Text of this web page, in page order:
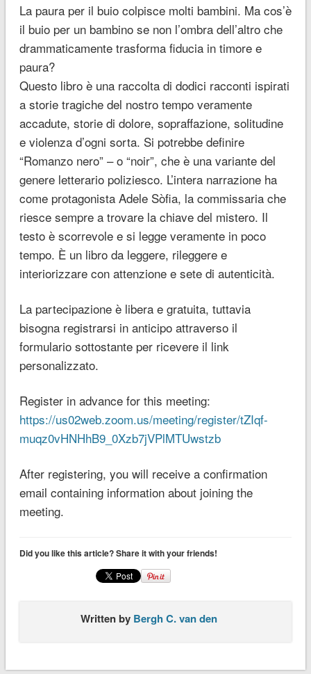
La paura per il buio colpisce molti bambini. Ma cos’è
il buio per un bambino se non l’ombra dell’altro che
drammaticamente trasforma fiducia in timore e
paura?
Questo libro è una raccolta di dodici racconti ispirati
a storie tragiche del nostro tempo veramente
accadute, storie di dolore, sopraffazione, solitudine
e violenza d’ogni sorta. Si potrebbe definire
“Romanzo nero” – o “noir”, che è una variante del
genere letterario poliziesco. L’intera narrazione ha
come protagonista Adele Sòfia, la commissaria che
riesce sempre a trovare la chiave del mistero. Il
testo è scorrevole e si legge veramente in poco
tempo. È un libro da leggere, rileggere e
interiorizzare con attenzione e sete di autenticità.
La partecipazione è libera e gratuita, tuttavia
bisogna registrarsi in anticipo attraverso il
formulario sottostante per ricevere il link
personalizzato.
Register in advance for this meeting:
https://us02web.zoom.us/meeting/register/tZIqf-
muqz0vHNHhB9_0Xzb7jVPlMTUwstzb
After registering, you will receive a confirmation
email containing information about joining the
meeting.
Did you like this article? Share it with your friends!
Written by Bergh C. van den